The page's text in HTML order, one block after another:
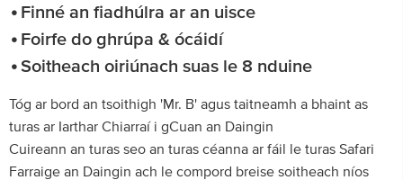
Finné an fiadhúlra ar an uisce
Foirfe do ghrúpa & ócáidí
Soitheach oiriúnach suas le 8 nduine
Tóg ar bord an tsoithigh 'Mr. B' agus taitneamh a bhaint as
turas ar Iarthar Chiarraí i gCuan an Daingin
Cuireann an turas seo an turas céanna ar fáil le turas Safari
Farraige an Daingin ach le compord breise soitheach níos